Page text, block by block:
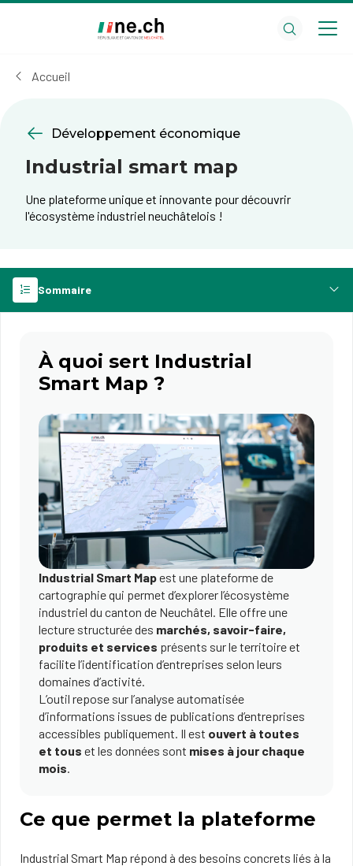
cookies
Accueil
Développement économique
Industrial smart map
Une plateforme unique et innovante pour découvrir
l'écosystème industriel neuchâtelois !
Sommaire
À quoi sert Industrial
Smart Map ?
Industrial Smart Mapest une plateforme de
cartographie qui permet d’explorer l’écosystème
industriel du canton de Neuchâtel. Elle offre une
lecture structurée des marchés, savoir-faire,
produits et services présents sur le territoire et
facilite l’identification d’entreprises selon leurs
domaines d’activité.
L’outil repose sur l’analyse automatisée
d’informations issues de publications d’entreprises
accessibles publiquement. Il est ouvert à toutes
et tous et les données sont mises à jour chaque
mois.
Ce que permet la plateforme
Industrial Smart Map répond à des besoins concrets liés à la